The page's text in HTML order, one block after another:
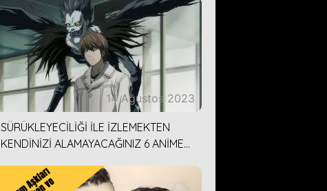
14 Ağustos 2023
SÜRÜKLEYECİLİĞİ İLE İZLEMEKTEN
KENDİNİZİ ALAMAYACAĞINIZ 6 ANİME